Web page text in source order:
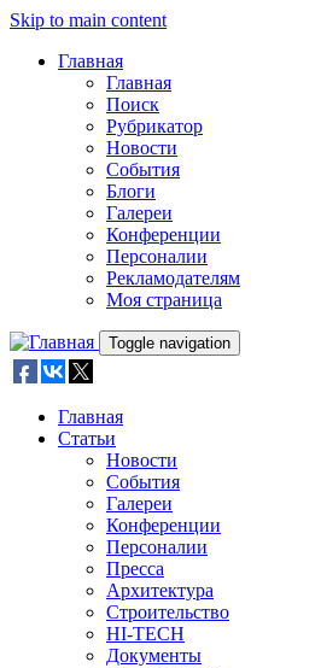
Skip to main content
Главная
Главная
Поиск
Рубрикатор
Новости
События
Блоги
Галереи
Конференции
Персоналии
Рекламодателям
Моя страница
Toggle navigation
Главная
Статьи
Новости
События
Галереи
Конференции
Персоналии
Пресса
Архитектура
Строительство
HI-TECH
Документы